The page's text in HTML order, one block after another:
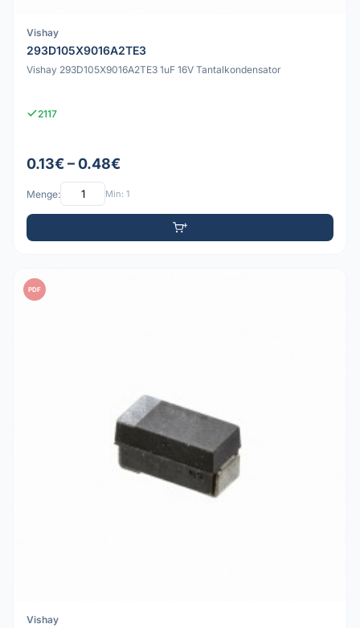
Vishay
293D105X9016A2TE3
Vishay 293D105X9016A2TE3 1uF 16V Tantalkondensator
2117
0.13€ – 0.48€
Menge: Min: 1
PDF
Vishay